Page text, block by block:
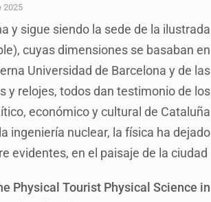
lo niega
Oblatos
en Mirador de San Isidro
del Congreso
2025
y sigue siendo la sede de la ilustrada
cuyas dimensiones se basaban en
Universidad de Barcelona y de las
y relojes, todos dan testimonio de los
económico y cultural de Cataluña
ingeniería nuclear, la física ha dejado
evidentes, en el paisaje de la ciudad
Physical Tourist Physical Science in